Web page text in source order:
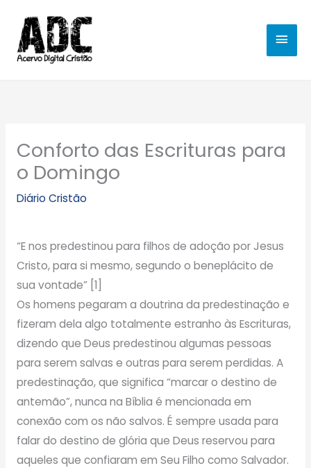
para
conteúdo
Conforto das Escrituras para
o Domingo
Diário Cristão
“E nos predestinou para filhos de adoção por Jesus
Cristo, para si mesmo, segundo o beneplácito de
sua vontade” [1]
Os homens pegaram a doutrina da predestinação e
fizeram dela algo totalmente estranho às Escrituras,
dizendo que Deus predestinou algumas pessoas
para serem salvas e outras para serem perdidas. A
predestinação, que significa “marcar o destino de
antemão”, nunca na Bíblia é mencionada em
conexão com os não salvos. É sempre usada para
falar do destino de glória que Deus reservou para
aqueles que confiaram em Seu Filho como Salvador.